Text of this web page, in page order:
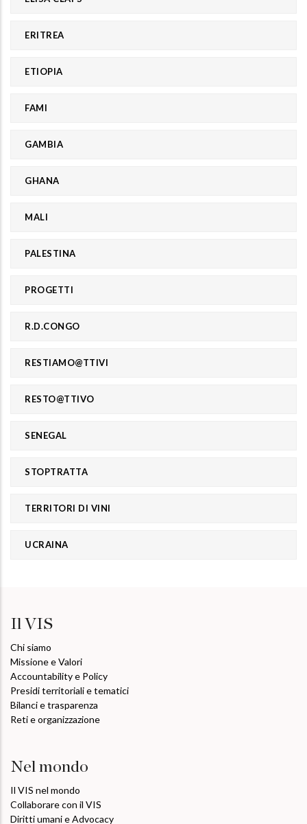
ERITREA
ETIOPIA
FAMI
GAMBIA
GHANA
MALI
PALESTINA
PROGETTI
R.D.CONGO
RESTIAMO@TTIVI
RESTO@TTIVO
SENEGAL
STOPTRATTA
TERRITORI DI VINI
UCRAINA
Il VIS
Chi siamo
Missione e Valori
Accountability e Policy
Presidi territoriali e tematici
Bilanci e trasparenza
Reti e organizzazione
Nel mondo
Il VIS nel mondo
Collaborare con il VIS
Diritti umani e Advocacy